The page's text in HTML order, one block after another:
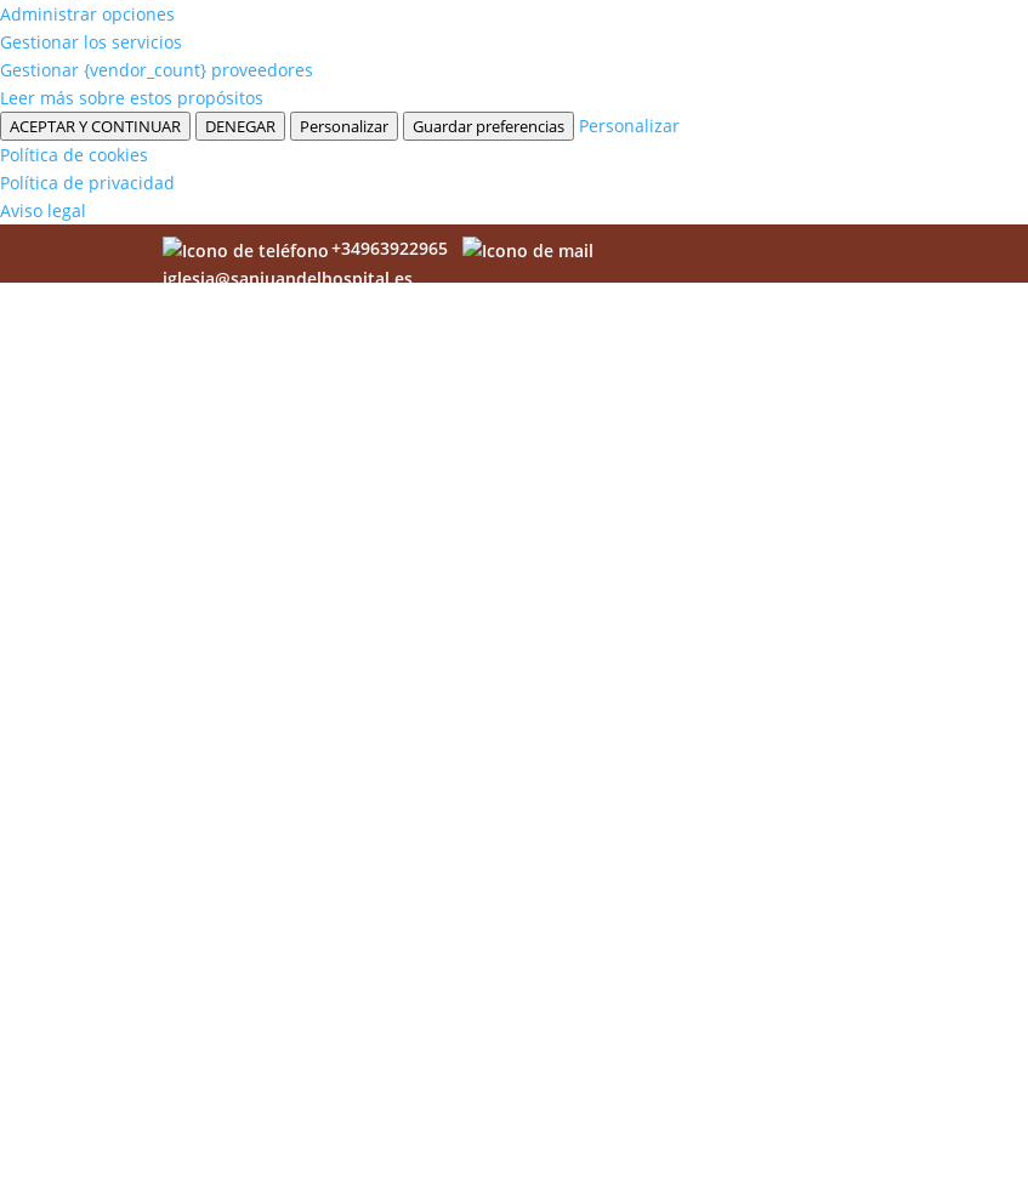
Administrar opciones
Gestionar los servicios
Gestionar {vendor_count} proveedores
Leer más sobre estos propósitos
ACEPTAR Y CONTINUAR DENEGAR Personalizar Guardar preferencias
Personalizar
Política de cookies
Política de privacidad
Aviso legal
+34963922965
iglesia@sanjuandelhospital.es